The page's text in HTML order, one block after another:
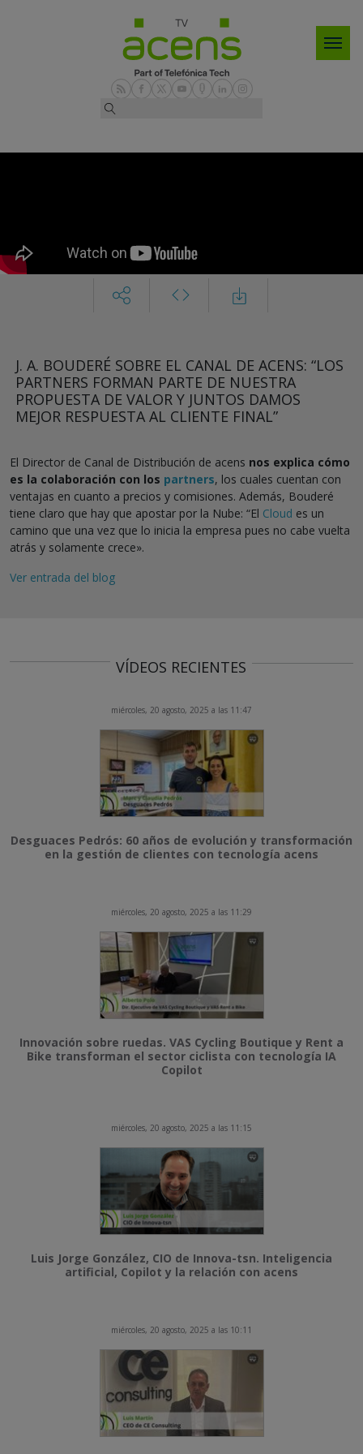
J. A. BOUDERÉ SOBRE EL CANAL DE ACENS: “LOS
PARTNERS FORMAN PARTE DE NUESTRA
PROPUESTA DE VALOR Y JUNTOS DAMOS
MEJOR RESPUESTA AL CLIENTE FINAL”
El Director de Canal de Distribución de acens nos explica cómo
es la colaboración con los partners, los cuales cuentan con
ventajas en cuanto a precios y comisiones. Además, Bouderé
tiene claro que hay que apostar por la Nube: “El Cloud es un
camino que una vez que lo inicia la empresa pues no cabe vuelta
atrás y solamente crece».
Ver entrada del blog
VÍDEOS RECIENTES
miércoles, 20 agosto, 2025 a las 11:47
Desguaces Pedrós: 60 años de evolución y transformación
en la gestión de clientes con tecnología acens
miércoles, 20 agosto, 2025 a las 11:29
Innovación sobre ruedas. VAS Cycling Boutique y Rent a
Bike transforman el sector ciclista con tecnología IA
Copilot
miércoles, 20 agosto, 2025 a las 11:15
Luis Jorge González, CIO de Innova-tsn. Inteligencia
artificial, Copilot y la relación con acens
miércoles, 20 agosto, 2025 a las 10:11